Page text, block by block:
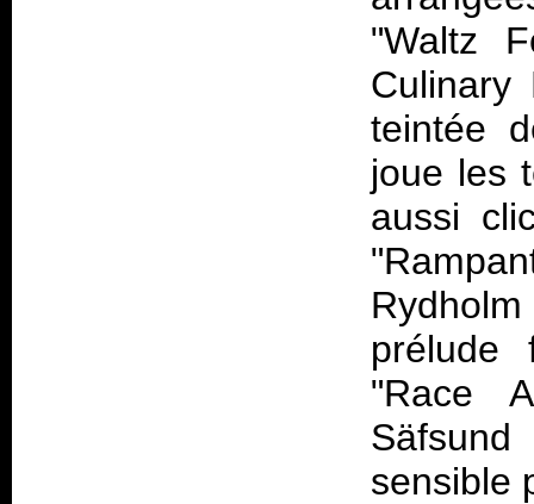
"Waltz
Culinary
teintée
joue les
aussi
prélude
"Race
sensible